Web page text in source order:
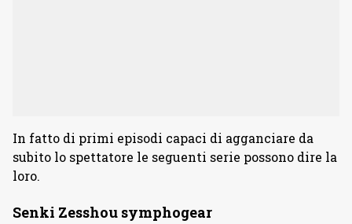
In fatto di primi episodi capaci di agganciare da
subito lo spettatore le seguenti serie possono dire la
loro.
Senki Zesshou symphogear